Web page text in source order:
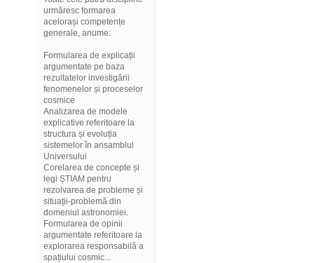
urmăresc formarea
acelorași competențe
generale, anume:
Formularea de explicații
argumentate pe baza
rezultatelor investigării
fenomenelor și proceselor
cosmice
Analizarea de modele
explicative referitoare la
structura și evoluția
sistemelor în ansamblul
Universului
Corelarea de concepte și
legi ȘTIAM pentru
rezolvarea de probleme și
situații-problemă din
domeniul astronomiei.
Formularea de opinii
argumentate referitoare la
explorarea responsabilă a
spațiului cosmic...